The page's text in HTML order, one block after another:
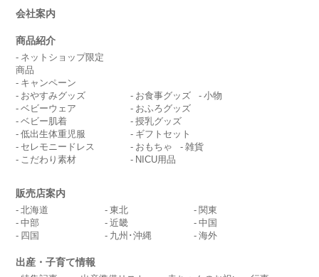
会社案内
商品紹介
ネットショップ限定
商品
キャンペーン
おやすみグッズ
ベビーウェア
ベビー肌着
低出生体重児服
セレモニードレス
こだわり素材
お食事グッズ
小物
おふろグッズ
授乳グッズ
ギフトセット
おもちゃ
雑貨
NICU用品
販売店案内
北海道 東北
関東
中部
近畿
中国
四国
九州･沖縄 海外
出産・子育て情報